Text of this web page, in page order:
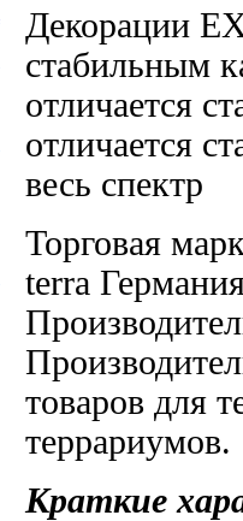
Декорации
стабильным
отличается
отличается
весь спектр
Торговая
terra
товаров для
террариумов.
Краткие